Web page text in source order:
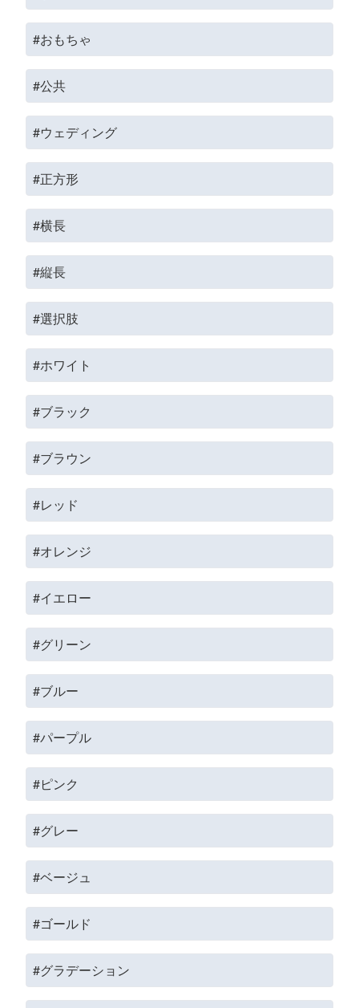
#おもちゃ
#公共
#ウェディング
#正方形
#横長
#縦長
#選択肢
#ホワイト
#ブラック
#ブラウン
#レッド
#オレンジ
#イエロー
#グリーン
#ブルー
#パープル
#ピンク
#グレー
#ベージュ
#ゴールド
#グラデーション